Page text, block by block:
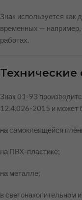
Знак используется как
временных — например,
работах.
Технические
Знак 01-93
12.4.026-2015 и может
на самоклеящейся
на ПВХ-пластике;
на металле;
в светонакопительном